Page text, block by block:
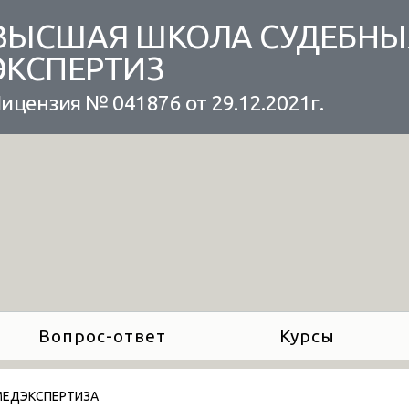
ШКОЛА
№ 041876 от 29.12.2021г.
Вопрос-ответ Курсы